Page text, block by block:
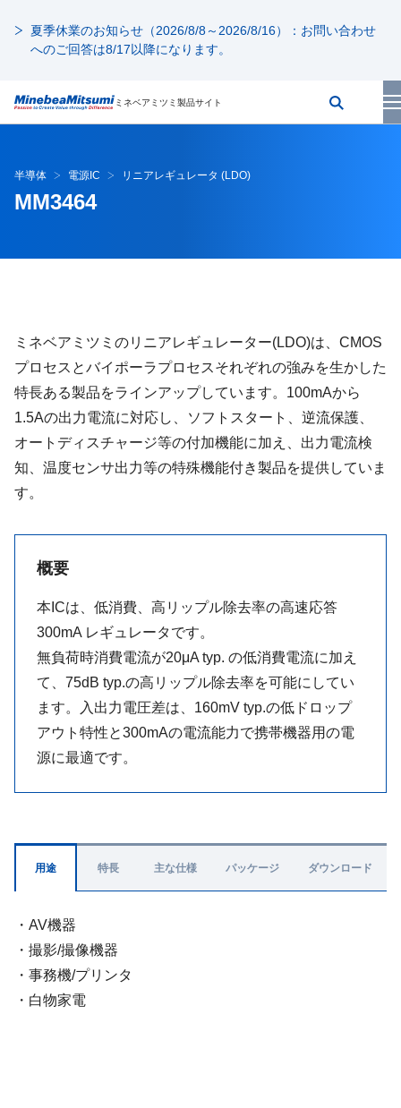
夏季休業のお知らせ（2026/8/8～2026/8/16）：お問い合わせ
へのご回答は8/17以降になります。
ミネベアミツミ製品サイト
半導体 電源IC リニアレギュレータ (LDO)
MM3464
ミネベアミツミのリニアレギュレーター(LDO)は、CMOS
プロセスとバイポーラプロセスそれぞれの強みを生かした
特長ある製品をラインアップしています。100mAから
1.5Aの出力電流に対応し、ソフトスタート、逆流保護、
オートディスチャージ等の付加機能に加え、出力電流検
知、温度センサ出力等の特殊機能付き製品を提供していま
す。
概要
本ICは、低消費、高リップル除去率の高速応答
300mA レギュレータです。
無負荷時消費電流が20μA typ. の低消費電流に加え
て、75dB typ.の高リップル除去率を可能にしてい
ます。入出力電圧差は、160mV typ.の低ドロップ
アウト特性と300mAの電流能力で携帯機器用の電
源に最適です。
用途
・AV機器
・撮影/撮像機器
・事務機/プリンタ
・白物家電
特長 主な仕様 パッケージ ダウンロード